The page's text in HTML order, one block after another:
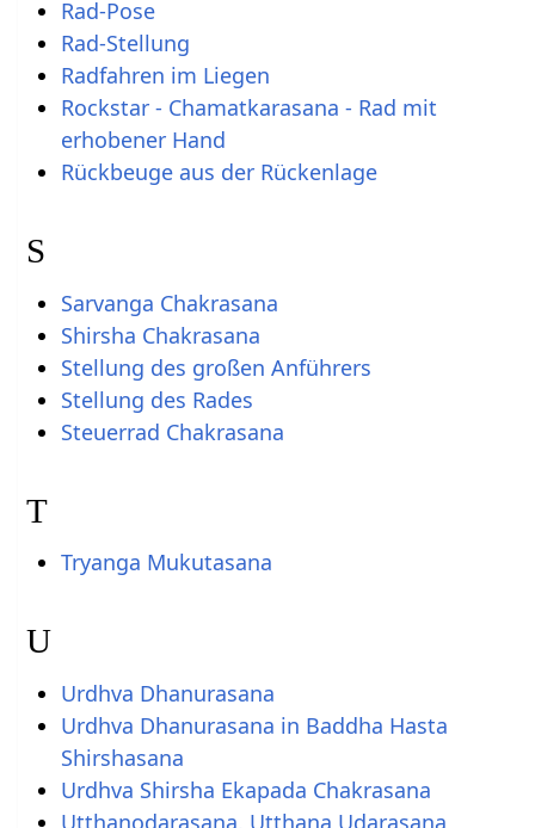
Rad-Pose
Rad-Stellung
Radfahren im Liegen
Rockstar - Chamatkarasana - Rad mit
erhobener Hand
Rückbeuge aus der Rückenlage
S
Sarvanga Chakrasana
Shirsha Chakrasana
Stellung des großen Anführers
Stellung des Rades
Steuerrad Chakrasana
T
Tryanga Mukutasana
U
Urdhva Dhanurasana
Urdhva Dhanurasana in Baddha Hasta
Shirshasana
Urdhva Shirsha Ekapada Chakrasana
Utthanodarasana, Utthana Udarasana